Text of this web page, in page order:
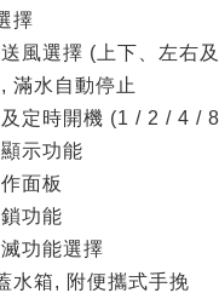
擇
風選擇 (上下、左右
滿水自動停止
定時開機 (1 / 2 / 4 /
示功能
面板
功能
功能選擇
水箱, 附便攜式手挽